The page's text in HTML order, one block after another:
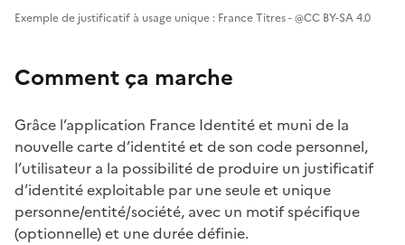
Exemple de justificatif à usage unique : France Titres - @CC BY-SA 4.0
Comment ça marche
Grâce l’application France Identité et muni de la
nouvelle carte d’identité et de son code personnel,
l’utilisateur a la possibilité de produire un justificatif
d’identité exploitable par une seule et unique
personne/entité/société, avec un motif spécifique
(optionnelle) et une durée définie.